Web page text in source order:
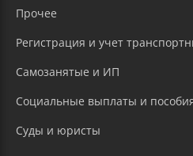
Прочее
Регистрация и учет
Самозанятые и ИП
Социальные выплаты и
Суды и юристы